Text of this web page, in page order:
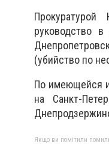
Прокуратурой
руководство
(убийство по
По имеющейся
на Санкт-
Якщо ви помітили